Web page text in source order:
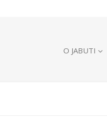
O JABUTI